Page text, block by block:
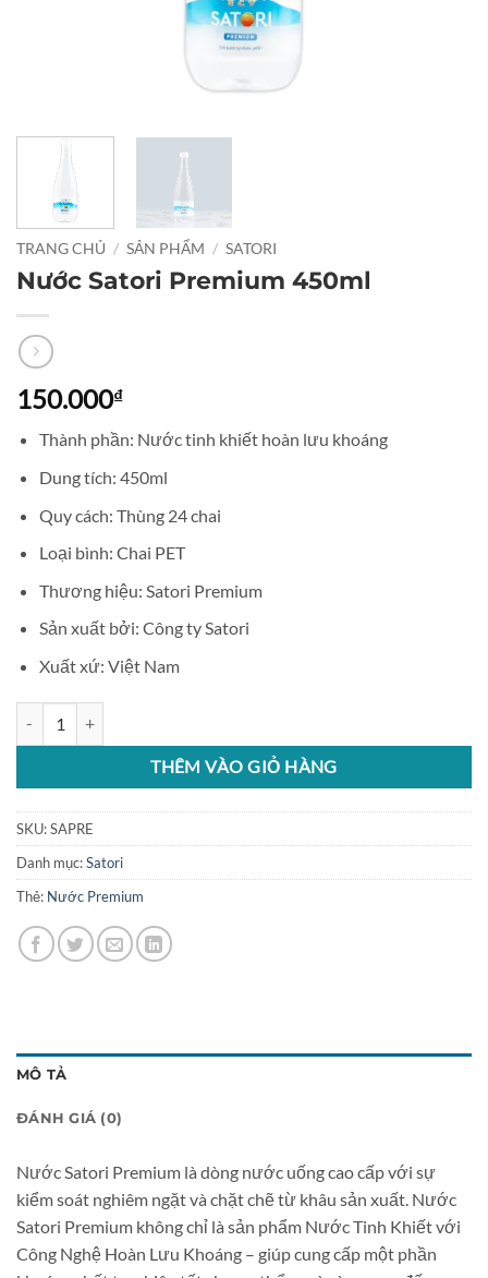
TRANG CHỦ / SẢN PHẨM / SATORI
Nước Satori Premium 450ml
150.000₫
Thành phần: Nước tinh khiết hoàn lưu khoáng
Dung tích: 450ml
Quy cách: Thùng 24 chai
Loại bình: Chai PET
Thương hiệu: Satori Premium
Sản xuất bởi: Công ty Satori
Xuất xứ: Việt Nam
THÊM VÀO GIỎ HÀNG
SKU:SAPRE
Danh mục:Satori
Thẻ: Nước Premium
MÔ TẢ
ĐÁNH GIÁ (0)
Nước Satori Premium là dòng nước uống cao cấp với sự
kiểm soát nghiêm ngặt và chặt chẽ từ khâu sản xuất. Nước
Satori Premium không chỉ là sản phẩm Nước Tinh Khiết với
Công Nghệ Hoàn Lưu Khoáng – giúp cung cấp một phần